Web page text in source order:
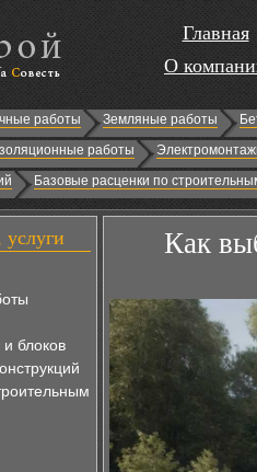
Главная
О
работы Земляные работы
работы
Базовые расценки по
и блоков
Как